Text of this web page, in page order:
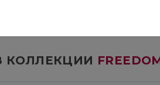
КОЛЛЕКЦИИ